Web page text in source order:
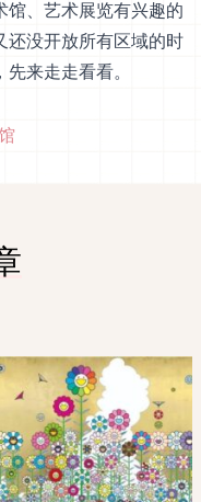
馆、艺术展览有兴趣的
还没开放所有区域的时
来走走看看。